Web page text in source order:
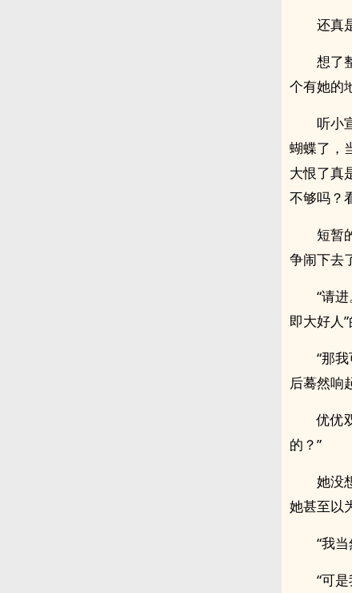
还真
想了
个有她的
听小
蝴蝶了，
大恨了真
不够吗？
短暂
争闹下去
“请
即大好人
“那
后蓦然响
优优
的？”
她没
她甚至以
“我
“可